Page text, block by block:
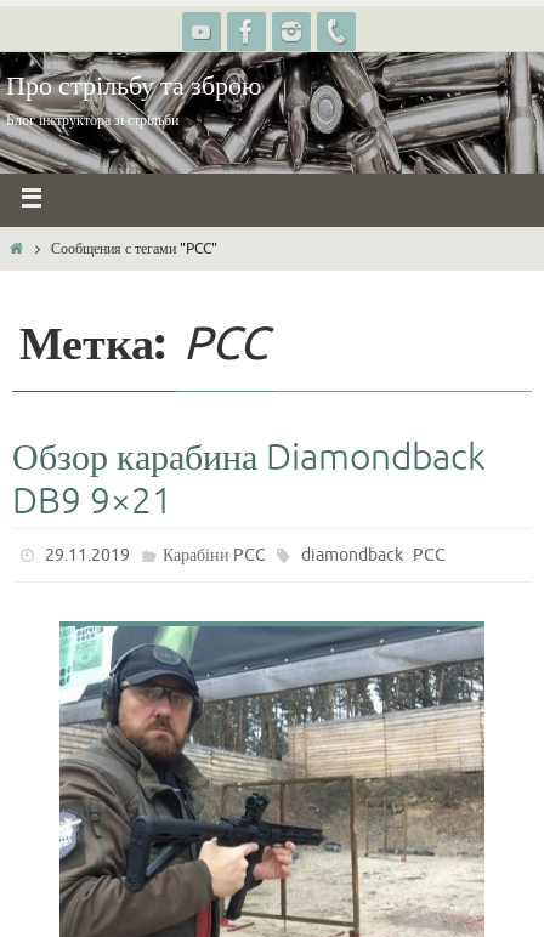
Про стрільбу та зброю
Блог інструктора зі стрільби
Сообщения с тегами "PCC"
Метка: PCC
Обзор карабина Diamondback
DB9 9×21
29.11.2019 Карабіни PCC diamondback, PCC